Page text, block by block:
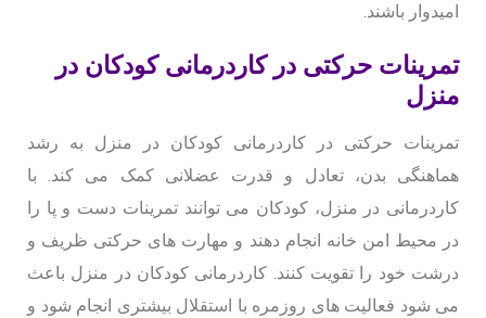
امیدوار باشند.
تمرینات حرکتی در کاردرمانی کودکان در
منزل
تمرینات حرکتی در کاردرمانی کودکان در منزل به رشد
هماهنگی بدن، تعادل و قدرت عضلانی کمک می کند. با
کاردرمانی در منزل، کودکان می توانند تمرینات دست و پا را
در محیط امن خانه انجام دهند و مهارت های حرکتی ظریف و
درشت خود را تقویت کنند. کاردرمانی کودکان در منزل باعث
می شود فعالیت های روزمره با استقلال بیشتری انجام شود و